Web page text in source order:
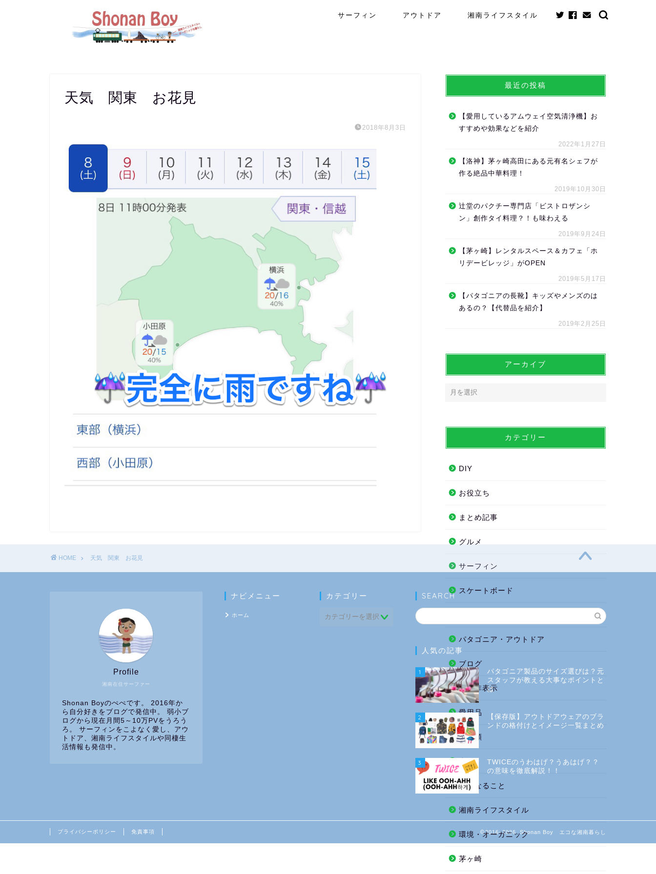
サーフィン アウトドア 湘南ライフスタイル
天気 関東 お花見
2018年8月3日
最近の投稿
【愛用しているアムウェイ空気清浄機】お
すすめや効果などを紹介
2022年1月27日
【洛神】茅ヶ崎高田にある元有名シェフが
作る絶品中華料理！
2019年10月30日
辻堂のパクチー専門店「ビストロザンシ
ン」創作タイ料理？！も味わえる
2019年9月24日
【茅ヶ崎】レンタルスペース＆カフェ「ホ
リデービレッジ」がOPEN
2019年5月17日
【パタゴニアの長靴】キッズやメンズのは
あるの？【代替品を紹介】
2019年2月25日
アーカイブ
カテゴリー
DIY
お役立ち
まとめ記事
グルメ
サーフィン
スケートボード
パタゴニア・アウトドア
ブログ
広告非表示
愛用品
未分類
本
気になること
湘南ライフスタイル
環境・オーガニック
茅ヶ崎
HOME 天気 関東 お花見
湘南在住サーファー
Profile
Shonan Boyのぺぺです。 2016年か
ら自分好きをブログで発信中。 弱小ブ
ログから現在月間5～10万PVをうろう
ろ。 サーフィンをこよなく愛し、アウ
トドア、湘南ライフスタイルや同棲生
活情報も発信中。
ナビメニュー
ホーム
カテゴリー SEARCH
人気の記事
1
パタゴニア製品のサイズ選びは？元
スタッフが教える大事なポイントと
は
2
【保存版】アウトドアウェアのブラ
ンドの格付けとイメージ一覧まとめ
3
TWICEのうわはげ？うあはげ？？
の意味を徹底解説！！
プライバシーポリシー 免責事項 2016–2026 Shonan Boy エコな湘南暮らし